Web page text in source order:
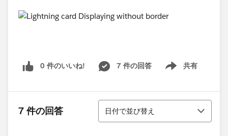
0 件のいいね! 7 件の回答 共有
Show menu
7 件の回答
並び替え
日付で並び替え